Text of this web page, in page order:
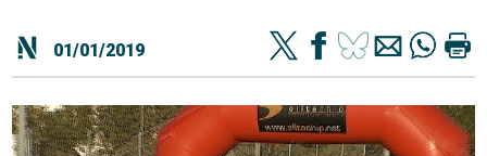
01/01/2019